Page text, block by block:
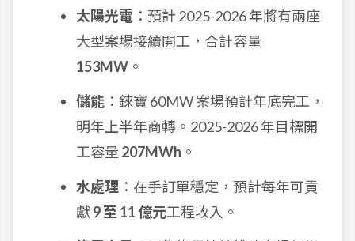
太陽光電 ：預計 2025-2026 年將有兩座
大型案場接續開工，合計容量
153MW 。
儲能 ：錸寶 60MW 案場預計年底完工，
明年上半年商轉。2025-2026 年目標開
工容量 207MWh 。
水處理 ：在手訂單穩定，預計每年可貢
獻9 至 11 億元工程收入。